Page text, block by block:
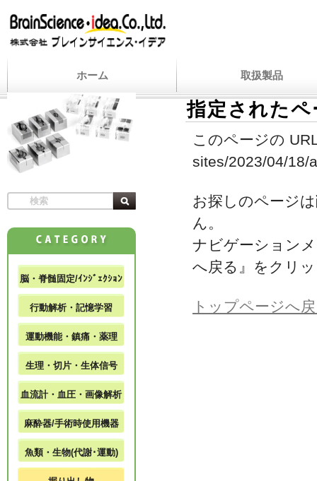
ホーム 取扱製品
指定された
このページの
sites/2023/04/18/
お探しのページ
ん。
ナビゲーション
へ戻る』をクリ
トップページへ
脳・脊髄固定/ｲﾝｼﾞｪｸｼｮﾝ
行動解析・記憶学習
運動機能・鎮痛・薬理
生理・切片・生体信号
血流計・血圧・画像解析
麻酔器/手術時使用機器
魚類・生物(代謝･運動)